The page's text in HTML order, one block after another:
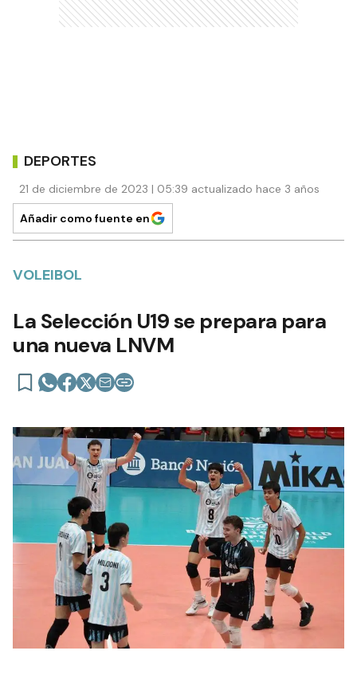
DEPORTES
21 de diciembre de 2023 | 05:39 actualizado hace 3 años
Añadir como fuente en
VOLEIBOL
La Selección U19 se prepara para
una nueva LNVM